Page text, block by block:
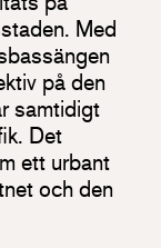
Med
på den
samtidigt
Det
ett urbant
och den